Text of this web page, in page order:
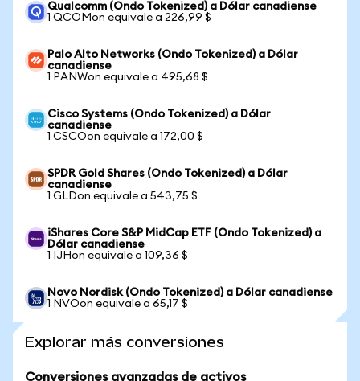
Qualcomm (Ondo Tokenized) a Dólar canadiense
1 QCOMon equivale a 226,99 $
Palo Alto Networks (Ondo Tokenized) a Dólar
canadiense
1 PANWon equivale a 495,68 $
Cisco Systems (Ondo Tokenized) a Dólar
canadiense
1 CSCOon equivale a 172,00 $
SPDR Gold Shares (Ondo Tokenized) a Dólar
canadiense
1 GLDon equivale a 543,75 $
iShares Core S&P MidCap ETF (Ondo Tokenized) a
Dólar canadiense
1 IJHon equivale a 109,36 $
Novo Nordisk (Ondo Tokenized) a Dólar canadiense
1 NVOon equivale a 65,17 $
Explorar más conversiones
Conversiones avanzadas de activos